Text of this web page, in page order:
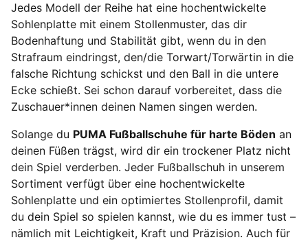
Jedes Modell der Reihe hat eine hochentwickelte
Sohlenplatte mit einem Stollenmuster, das dir
Bodenhaftung und Stabilität gibt, wenn du in den
Strafraum eindringst, den/die Torwart/Torwärtin in die
falsche Richtung schickst und den Ball in die untere
Ecke schießt. Sei schon darauf vorbereitet, dass die
Zuschauer*innen deinen Namen singen werden.
Solange du PUMA Fußballschuhe für harte Böden an
deinen Füßen trägst, wird dir ein trockener Platz nicht
dein Spiel verderben. Jeder Fußballschuh in unserem
Sortiment verfügt über eine hochentwickelte
Sohlenplatte und ein optimiertes Stollenprofil, damit
du dein Spiel so spielen kannst, wie du es immer tust –
nämlich mit Leichtigkeit, Kraft und Präzision. Auch für